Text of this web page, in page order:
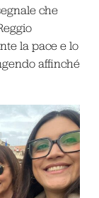
che
la pace e lo
affinché